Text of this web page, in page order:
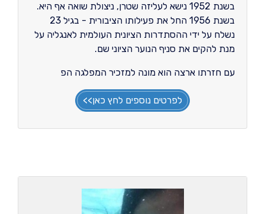
בשנת 1952 נישא לעליזה שטרן, ניצולת שואה אף היא.
בשנת 1956 החל את פעילותו הציבורית - בגיל 23
נשלח על ידי ההסתדרות הציונית העולמית לאנגליה על
מנת להקים את סניף הנוער הציוני שם.
עם חזרתו ארצה הוא מונה למזכיר המפלגה הפ
לפרטים נוספים לחץ כאן>>